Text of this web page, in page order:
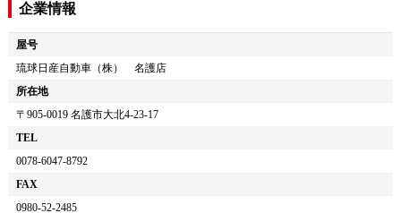
企業情報
屋号
琉球日産自動車（株） 名護店
所在地
〒 905-0019 名護市大北4-23-17
TEL
0078-6047-8792
FAX
0980-52-2485